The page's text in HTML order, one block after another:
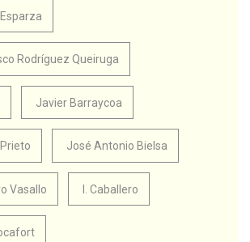
Rodríguez Queiruga
Javier Barraycoa
José Antonio Bielsa
Vasallo I. Caballero